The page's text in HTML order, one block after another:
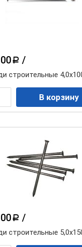
a /
строительные
a /
строительные